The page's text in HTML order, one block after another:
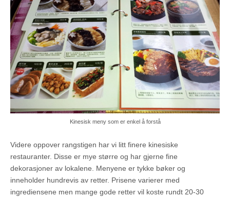
Kinesisk meny som er enkel å forstå
Videre oppover rangstigen har vi litt finere kinesiske
restauranter. Disse er mye større og har gjerne fine
dekorasjoner av lokalene. Menyene er tykke bøker og
inneholder hundrevis av retter. Prisene varierer med
ingrediensene men mange gode retter vil koste rundt 20-30